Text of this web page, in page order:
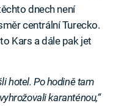
dnech není
centrální Turecko.
Kars a dále pak jet
hotel. Po hodině tam
karanténou,“